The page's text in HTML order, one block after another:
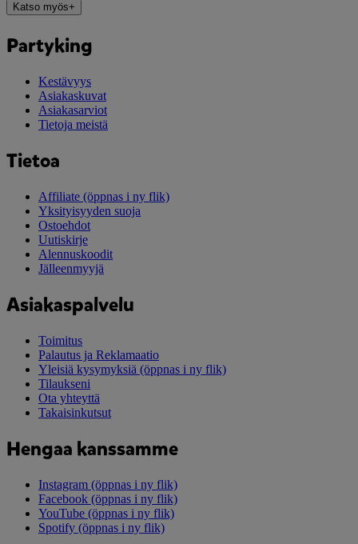
Katso myös+
Partyking
Kestävyys
Asiakaskuvat
Asiakasarviot
Tietoja meistä
Tietoa
Affiliate (öppnas i ny flik)
Yksityisyyden suoja
Ostoehdot
Uutiskirje
Alennuskoodit
Jälleenmyyjä
Asiakaspalvelu
Toimitus
Palautus ja Reklamaatio
Yleisiä kysymyksiä (öppnas i ny flik)
Tilaukseni
Ota yhteyttä
Takaisinkutsut
Hengaa kanssamme
Instagram (öppnas i ny flik)
Facebook (öppnas i ny flik)
YouTube (öppnas i ny flik)
Spotify (öppnas i ny flik)